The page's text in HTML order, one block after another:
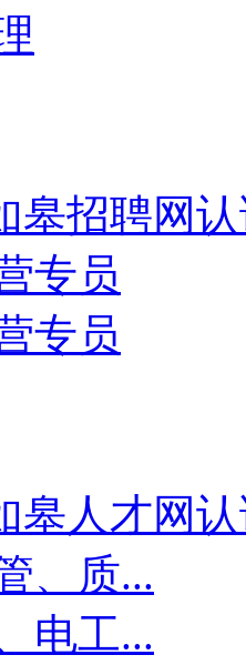
皋招聘网
专员
专员
皋人才网
、质...
电工...